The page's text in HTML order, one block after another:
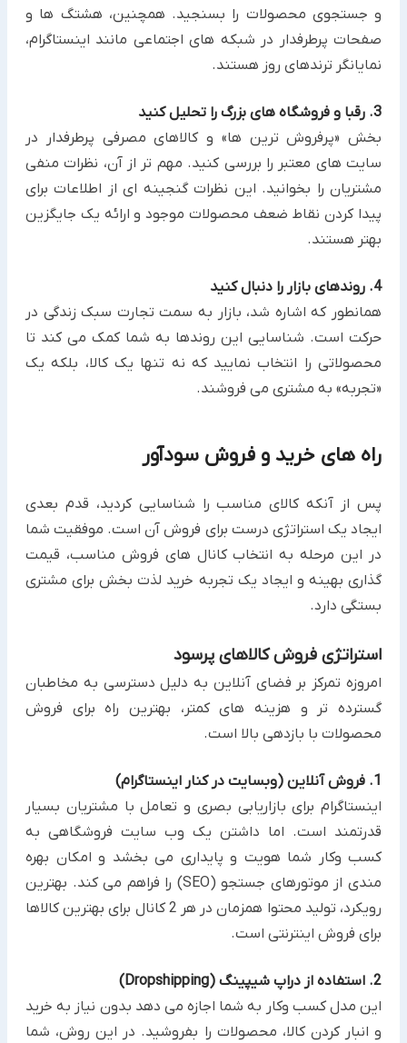
و جستجوی محصولات را بسنجید. همچنین، هشتگ ها و
صفحات پرطرفدار در شبکه های اجتماعی مانند اینستاگرام،
نمایانگر ترندهای روز هستند.
3. رقبا و فروشگاه های بزرگ را تحلیل کنید
بخش «پرفروش ترین ها» و کالاهای مصرفی پرطرفدار در
سایت های معتبر را بررسی کنید. مهم تر از آن، نظرات منفی
مشتریان را بخوانید. این نظرات گنجینه ای از اطلاعات برای
پیدا کردن نقاط ضعف محصولات موجود و ارائه یک جایگزین
بهتر هستند.
4. روندهای بازار را دنبال کنید
همانطور که اشاره شد، بازار به سمت تجارت سبک زندگی در
حرکت است. شناسایی این روندها به شما کمک می کند تا
محصولاتی را انتخاب نمایید که نه تنها یک کالا، بلکه یک
«تجربه» به مشتری می فروشند.
راه های خرید و فروش سودآور
پس از آنکه کالای مناسب را شناسایی کردید، قدم بعدی
ایجاد یک استراتژی درست برای فروش آن است. موفقیت شما
در این مرحله به انتخاب کانال های فروش مناسب، قیمت
گذاری بهینه و ایجاد یک تجربه خرید لذت بخش برای مشتری
بستگی دارد.
استراتژی فروش کالاهای پرسود
امروزه تمرکز بر فضای آنلاین به دلیل دسترسی به مخاطبان
گسترده تر و هزینه های کمتر، بهترین راه برای فروش
محصولات با بازدهی بالا است.
1. فروش آنلاین (وبسایت در کنار اینستاگرام)
اینستاگرام برای بازاریابی بصری و تعامل با مشتریان بسیار
قدرتمند است. اما داشتن یک وب سایت فروشگاهی به
کسب وکار شما هویت و پایداری می بخشد و امکان بهره
مندی از موتورهای جستجو (SEO) را فراهم می کند. بهترین
رویکرد، تولید محتوا همزمان در هر 2 کانال برای بهترین کالاها
برای فروش اینترنتی است.
2. استفاده از دراپ شیپینگ (Dropshipping)
این مدل کسب وکار به شما اجازه می دهد بدون نیاز به خرید
و انبار کردن کالا، محصولات را بفروشید. در این روش، شما